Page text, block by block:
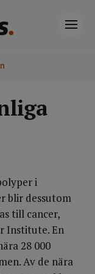
i
blir dessutom
till cancer,
Institute. En
28 000
Av de nära